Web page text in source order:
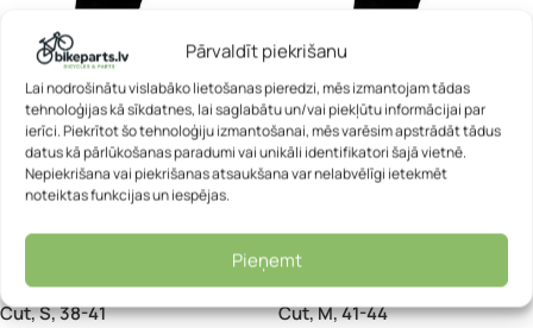
Pārvaldīt piekrišanu
Lai nodrošinātu vislabāko lietošanas pieredzi, mēs izmantojam tādas
tehnoloģijas kā sīkdatnes, lai saglabātu un/vai piekļūtu informācijai par
ierīci. Piekrītot šo tehnoloģiju izmantošanai, mēs varēsim apstrādāt tādus
datus kā pārlūkošanas paradumi vai unikāli identifikatori šajā vietnē.
Nepiekrišana vai piekrišanas atsaukšana var nelabvēlīgi ietekmēt
noteiktas funkcijas un iespējas.
Pieņemt
IZPĀRDOTS
zeķes – GripGrab Classic High
Cut, S, 38-41
IZPĀRDOTS
GripGrab riteņbraukšanas
zeķes – GripGrab Classic High
Cut, М, 41-44